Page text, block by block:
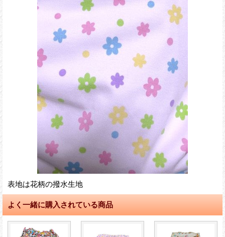
表地は花柄の撥水生地
よく一緒に購入されている商品